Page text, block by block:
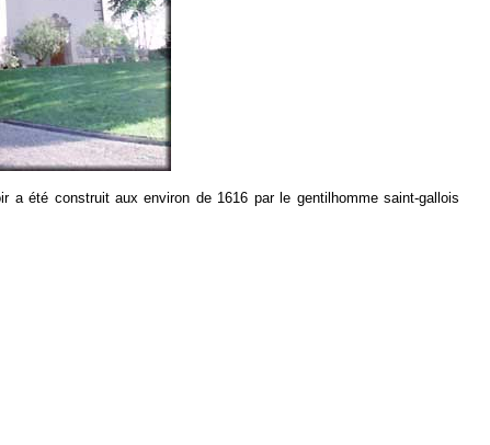
été construit aux environ de 1616 par le gentilhomme saint-gallois